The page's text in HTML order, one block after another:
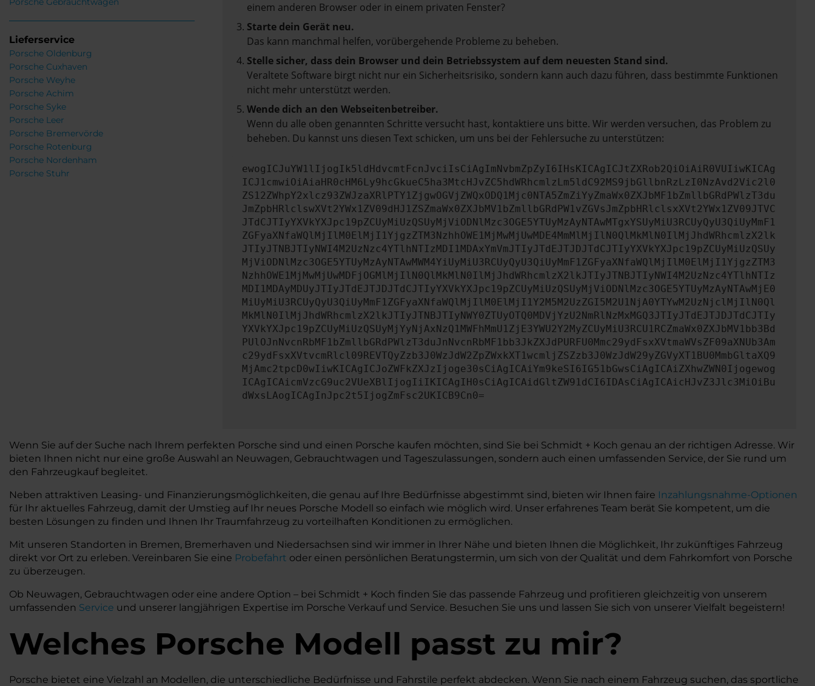
Lieferservice
Porsche Oldenburg
Porsche Cuxhaven
Porsche Weyhe
Porsche Achim
Porsche Syke
Porsche Leer
Porsche Bremervörde
Porsche Rotenburg
Porsche Nordenham
Porsche Stuhr
einem anderen Browser oder in einem privaten Fenster?
Starte dein Gerät neu.
Das kann manchmal helfen, vorübergehende Probleme zu beheben.
Stelle sicher, dass dein Browser und dein Betriebssystem auf dem neuesten Stand sind.
Veraltete Software birgt nicht nur ein Sicherheitsrisiko, sondern kann auch dazu führen, dass bestimmte Funktionen
nicht mehr unterstützt werden.
Wende dich an den Webseitenbetreiber.
Wenn du alle oben genannten Schritte versucht hast, kontaktiere uns bitte. Wir werden versuchen, das Problem zu
beheben. Du kannst uns diesen Text schicken, um uns bei der Fehlersuche zu unterstützen:
ewogICJuYW1lIjogIk5ldHdvcmtFcnJvciIsCiAgImNvbmZpZyI6IHsKICAgICJtZXRob2QiOiAiR0VUIiwKICAg
ICJ1cmwiOiAiaHR0cHM6Ly9hcGkueC5ha3MtcHJvZC5hdWRhcmlzLm5ldC92MS9jbGllbnRzLzI0NzAvd2Vic2l0
ZS12ZWhpY2xlcz93ZWJzaXRlPTY1ZjgwOGVjZWQxODQ1Mjc0NTA5ZmZiYyZmaWx0ZXJbMF1bZmllbGRdPWlzT3du
JmZpbHRlclswXVt2YWx1ZV09dHJ1ZSZmaWx0ZXJbMV1bZmllbGRdPW1vZGVsJmZpbHRlclsxXVt2YWx1ZV09JTVC
JTdCJTIyYXVkYXJpc19pZCUyMiUzQSUyMjViODNlMzc3OGE5YTUyMzAyNTAwMTgxYSUyMiU3RCUyQyU3QiUyMmF1
ZGFyaXNfaWQlMjIlM0ElMjI1YjgzZTM3NzhhOWE1MjMwMjUwMDE4MmMlMjIlN0QlMkMlN0IlMjJhdWRhcmlzX2lk
JTIyJTNBJTIyNWI4M2UzNzc4YTlhNTIzMDI1MDAxYmVmJTIyJTdEJTJDJTdCJTIyYXVkYXJpc19pZCUyMiUzQSUy
MjViODNlMzc3OGE5YTUyMzAyNTAwMWM4YiUyMiU3RCUyQyU3QiUyMmF1ZGFyaXNfaWQlMjIlM0ElMjI1YjgzZTM3
NzhhOWE1MjMwMjUwMDFjOGMlMjIlN0QlMkMlN0IlMjJhdWRhcmlzX2lkJTIyJTNBJTIyNWI4M2UzNzc4YTlhNTIz
MDI1MDAyMDUyJTIyJTdEJTJDJTdCJTIyYXVkYXJpc19pZCUyMiUzQSUyMjViODNlMzc3OGE5YTUyMzAyNTAwMjE0
MiUyMiU3RCUyQyU3QiUyMmF1ZGFyaXNfaWQlMjIlM0ElMjI1Y2M5M2UzZGI5M2U1NjA0YTYwM2UzNjclMjIlN0Ql
MkMlN0IlMjJhdWRhcmlzX2lkJTIyJTNBJTIyNWY0ZTUyOTQ0MDVjYzU2NmRlNzMxMGQ3JTIyJTdEJTJDJTdCJTIy
YXVkYXJpc19pZCUyMiUzQSUyMjYyNjAxNzQ1MWFhMmU1ZjE3YWU2Y2MyZCUyMiU3RCU1RCZmaWx0ZXJbMV1bb3Bd
PUlOJnNvcnRbMF1bZmllbGRdPWlzT3duJnNvcnRbMF1bb3JkZXJdPURFU0Mmc29ydFsxXVtmaWVsZF09aXNUb3Am
c29ydFsxXVtvcmRlcl09REVTQyZzb3J0WzJdW2ZpZWxkXT1wcmljZSZzb3J0WzJdW29yZGVyXT1BU0MmbGltaXQ9
MjAmc2tpcD0wIiwKICAgICJoZWFkZXJzIjoge30sCiAgICAiYm9keSI6IG51bGwsCiAgICAiZXhwZWN0Ijogewog
ICAgICAicmVzcG9uc2VUeXBlIjogIiIKICAgIH0sCiAgICAidGltZW91dCI6IDAsCiAgICAicHJvZ3Jlc3MiOiBu
dWxsLAogICAgInJpc2t5IjogZmFsc2UKICB9Cn0=
Wenn Sie auf der Suche nach Ihrem perfekten Porsche sind und einen Porsche kaufen möchten, sind Sie bei Schmidt + Koch genau an der richtigen Adresse. Wir
bieten Ihnen nicht nur eine große Auswahl an Neuwagen, Gebrauchtwagen und Tageszulassungen, sondern auch einen umfassenden Service, der Sie rund um
den Fahrzeugkauf begleitet.
Neben attraktiven Leasing- und Finanzierungsmöglichkeiten, die genau auf Ihre Bedürfnisse abgestimmt sind, bieten wir Ihnen faire Inzahlungsnahme-Optionen
für Ihr aktuelles Fahrzeug, damit der Umstieg auf Ihr neues Porsche Modell so einfach wie möglich wird. Unser erfahrenes Team berät Sie kompetent, um die
besten Lösungen zu finden und Ihnen Ihr Traumfahrzeug zu vorteilhaften Konditionen zu ermöglichen.
Mit unseren Standorten in Bremen, Bremerhaven und Niedersachsen sind wir immer in Ihrer Nähe und bieten Ihnen die Möglichkeit, Ihr zukünftiges Fahrzeug
direkt vor Ort zu erleben. Vereinbaren Sie eine Probefahrt oder einen persönlichen Beratungstermin, um sich von der Qualität und dem Fahrkomfort von Porsche
zu überzeugen.
Ob Neuwagen, Gebrauchtwagen oder eine andere Option – bei Schmidt + Koch finden Sie das passende Fahrzeug und profitieren gleichzeitig von unserem
umfassenden Service und unserer langjährigen Expertise im Porsche Verkauf und Service. Besuchen Sie uns und lassen Sie sich von unserer Vielfalt begeistern!
Welches Porsche Modell passt zu mir?
Porsche bietet eine Vielzahl an Modellen, die unterschiedliche Bedürfnisse und Fahrstile perfekt abdecken. Wenn Sie nach einem Fahrzeug suchen, das sportliche